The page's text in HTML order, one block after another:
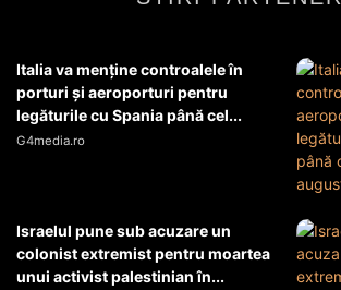
Italia va menţine controalele în
porturi şi aeroporturi pentru
legăturile cu Spania până cel...
G4media.ro
Israelul pune sub acuzare un
colonist extremist pentru moartea
unui activist palestinian în...